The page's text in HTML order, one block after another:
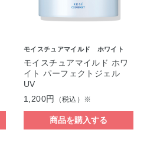
モイスチュアマイルド ホワイト
モイスチュアマイルド ホワ
イト パーフェクトジェル
UV
1,200円
（税込）※
商品を購入する